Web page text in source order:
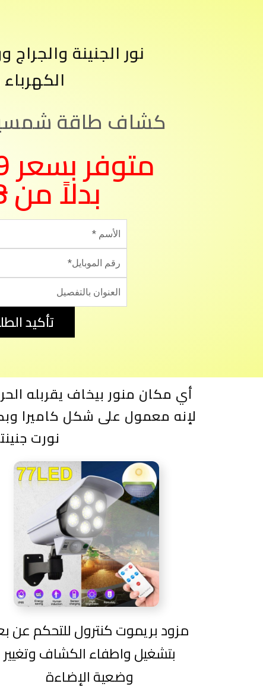
نور الجنينة
كشاف طاقة
بدلاً من
تأكيد
أي مكان منور بيخاف يقربله
لإنه معمول على شكل كاميرا
نورت
مزود بريموت كنترول للتحكم عن
بتشغيل واطفاء الكشاف وتغيير
وضعية الإضاءة